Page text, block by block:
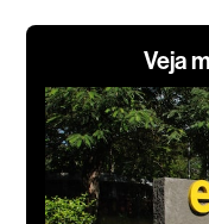
Veja